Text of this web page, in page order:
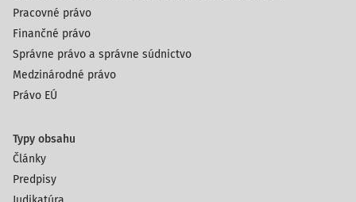
Pracovné právo
Finančné právo
Správne právo a správne súdnictvo
Medzinárodné právo
Právo EÚ
Typy obsahu
Články
Predpisy